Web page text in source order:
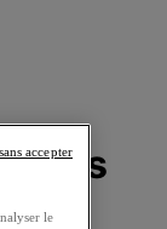
le
accepter